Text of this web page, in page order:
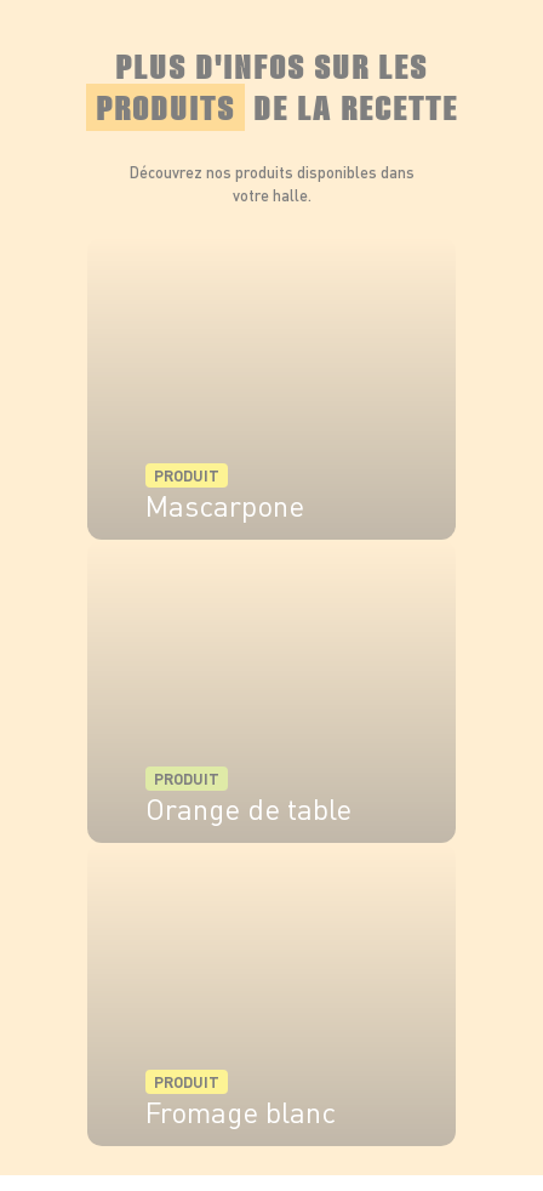
PLUS D'INFOS SUR LES
PRODUITS DE LA RECETTE
Découvrez nos produits disponibles dans
votre halle.
PRODUIT
Mascarpone
PRODUIT
Orange de table
PRODUIT
Fromage blanc